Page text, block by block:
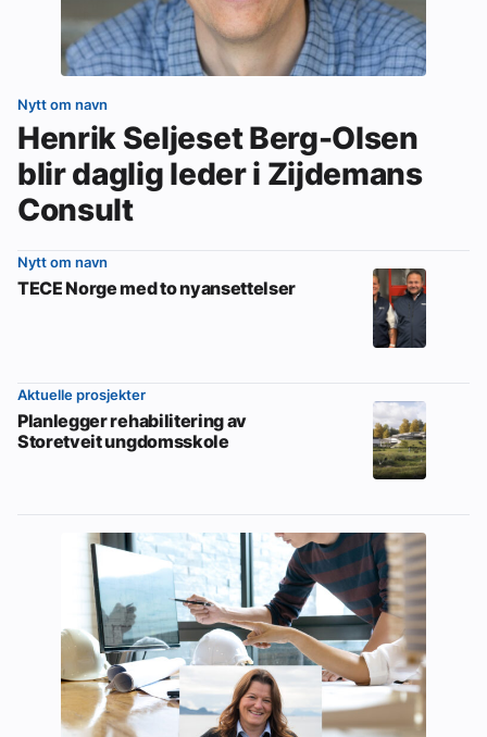
Nytt om navn
Henrik Seljeset Berg-Olsen
blir daglig leder i Zijdemans
Consult
Nytt om navn
TECE Norge med to nyansettelser
Aktuelle prosjekter
Planlegger rehabilitering av
Storetveit ungdomsskole